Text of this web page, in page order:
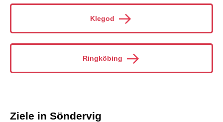
Klegod
Ringköbing
Ziele in Söndervig